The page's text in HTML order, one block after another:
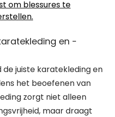
om blessures te
en -
de juiste karatekleding en
het beoefenen van
zorgt niet alleen
maar draagt